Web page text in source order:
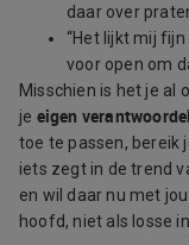
daar over
“Het lijkt mij
voor open om
Misschien is het je al
je eigen
toe te passen, bereik
iets zegt in de trend
en wil daar nu met
hoofd, niet als losse